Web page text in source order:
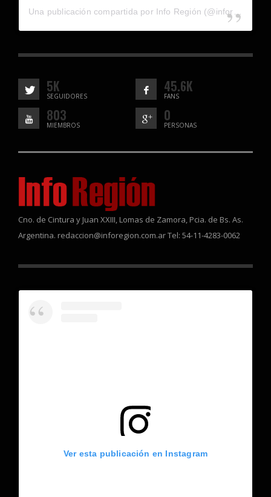
Una publicación compartida por Info Región (@inforegion_redes)
5K
SEGUIDORES
45.6K
FANS
803
MIEMBROS
0
PERSONAS
Cno. de Cintura y Juan XXIII, Lomas de Zamora, Pcia. de Bs. As.
Argentina. redaccion@inforegion.com.ar Tel: 54-11-4283-0062
Ver esta publicación en Instagram